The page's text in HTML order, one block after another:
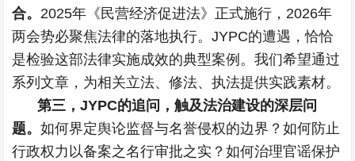
合。 2025年《民营经济促进法》正式施行，2026年
两会势必聚焦法律的落地执行。JYPC的遭遇，恰恰
是检验这部法律实施成效的典型案例。我们希望通过
系列文章，为相关立法、修法、执法提供实践素材。
第三，JYPC的追问，触及法治建设的深层问
题。如何界定舆论监督与名誉侵权的边界？如何防止
行政权力以备案之名行审批之实？如何治理官谣保护